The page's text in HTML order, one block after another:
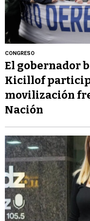
CONGRESO
El gobernador
Kicillof
movilización
Nación